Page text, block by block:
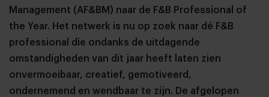
Management (AF&BM) naar de F&B Professional of
the Year. Het netwerk is nu op zoek naar dé F&B
professional die ondanks de uitdagende
omstandigheden van dit jaar heeft laten zien
onvermoeibaar, creatief, gemotiveerd,
ondernemend en wendbaar te zijn. De afgelopen